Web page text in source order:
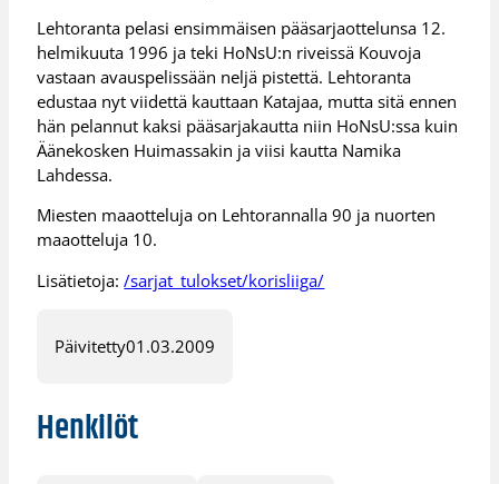
Lehtoranta pelasi ensimmäisen pääsarjaottelunsa 12.
helmikuuta 1996 ja teki HoNsU:n riveissä Kouvoja
vastaan avauspelissään neljä pistettä. Lehtoranta
edustaa nyt viidettä kauttaan Katajaa, mutta sitä ennen
hän pelannut kaksi pääsarjakautta niin HoNsU:ssa kuin
Äänekosken Huimassakin ja viisi kautta Namika
Lahdessa.
Miesten maaotteluja on Lehtorannalla 90 ja nuorten
maaotteluja 10.
Lisätietoja:/sarjat_tulokset/korisliiga/
Päivitetty01.03.2009
Henkilöt